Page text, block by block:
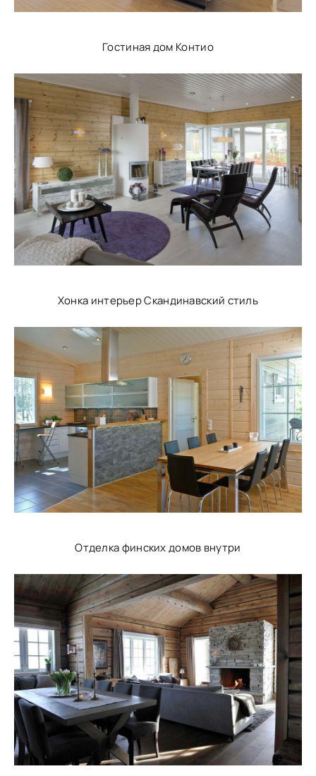
Гостиная дом Контио
Хонка интерьер Скандинавский стиль
Отделка финских домов внутри